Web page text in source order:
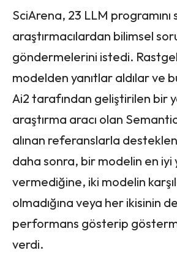
SciArena, 23 LLM programını
araştırmacılardan bilimsel
göndermelerini istedi.
modelden yanıtlar aldılar ve
Ai2 tarafından geliştirilen bir
araştırma aracı olan
alınan referanslarla
daha sonra, bir modelin en iyi
vermediğine, iki modelin
olmadığına veya her ikisinin
performans gösterip
verdi.